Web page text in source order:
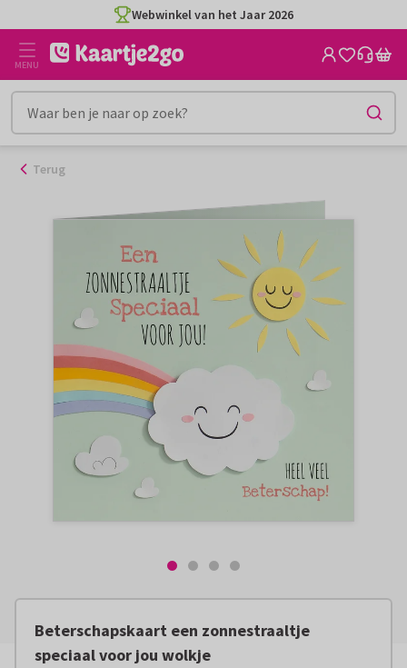
naar
inhoud
Webwinkel van het Jaar 2026
MENU
Terug
Beterschapskaart een zonnestraaltje
speciaal voor jou wolkje